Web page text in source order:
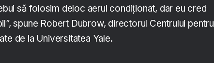
să folosim deloc aerul condiționat, dar eu cred
spune Robert Dubrow, directorul Centrului pentru
de la Universitatea Yale.